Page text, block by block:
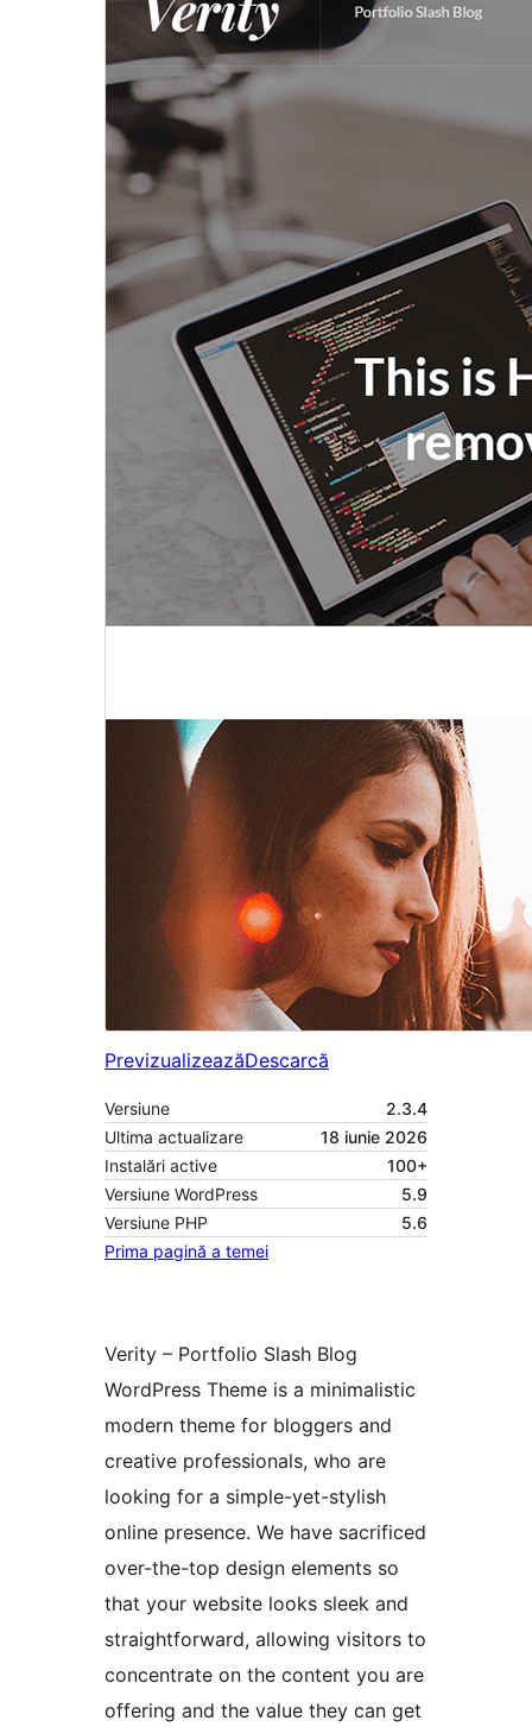
PrevizualizeazăDescarcă
Versiune
2.3.4
Ultima actualizare
18 iunie 2026
Instalări active
100+
Versiune WordPress
5.9
Versiune PHP
5.6
Prima pagină a temei
Verity – Portfolio Slash Blog
WordPress Theme is a minimalistic
modern theme for bloggers and
creative professionals, who are
looking for a simple-yet-stylish
online presence. We have sacrificed
over-the-top design elements so
that your website looks sleek and
straightforward, allowing visitors to
concentrate on the content you are
offering and the value they can get